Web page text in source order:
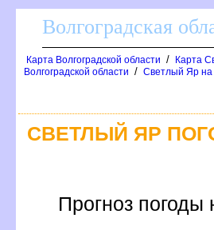
олгоградская
Карта Волгоградской области /
Карта
олгоградской области / Светлый Яр на
СВЕТЛЫЙ ЯР
Прогноз